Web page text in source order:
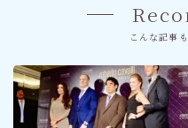
こんな記事